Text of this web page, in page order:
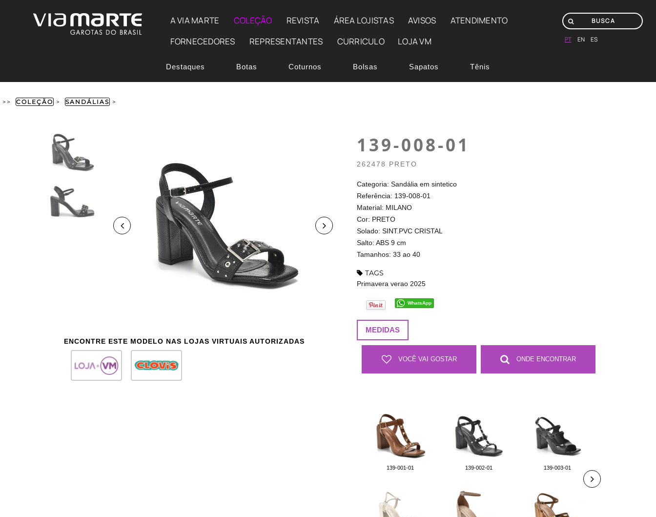
A VIA MARTE COLEÇÃO REVISTA ÁREA LOJISTAS AVISOS
ATENDIMENTO
FORNECEDORES
REPRESENTANTES CURRICULO LOJA VM PT EN ES
Destaques Botas Coturnos Bolsas Sapatos Tênis
>> COLEÇÃO > SANDÁLIAS >
ENCONTRE ESTE MODELO NAS LOJAS VIRTUAIS AUTORIZADAS
139-008-01
262478 PRETO
Categoria: Sandália em sintetico
Referência: 139-008-01
Material: MILANO
Cor: PRETO
Solado: SINT.PVC CRISTAL
Salto: ABS 9 cm
Tamanhos: 33 ao 40
TAGS
Primavera verao 2025
WhatsApp
MEDIDAS
VOCÊ VAI GOSTAR ONDE ENCONTRAR
139-001-01 139-002-01 139-003-01